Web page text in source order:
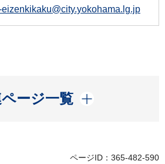
eizenkikaku@city.yokohama.lg.jp
ージ一覧
開く
ページID：365-482-590